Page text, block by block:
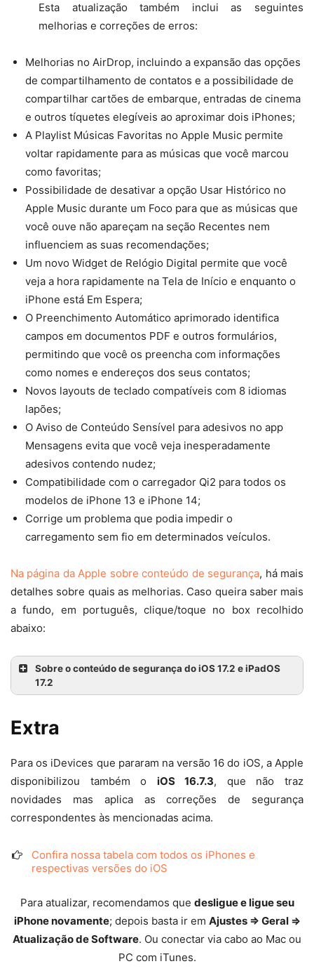
Esta atualização também inclui as seguintes
melhorias e correções de erros:
Melhorias no AirDrop, incluindo a expansão das opções
de compartilhamento de contatos e a possibilidade de
compartilhar cartões de embarque, entradas de cinema
e outros tíquetes elegíveis ao aproximar dois iPhones;
A Playlist Músicas Favoritas no Apple Music permite
voltar rapidamente para as músicas que você marcou
como favoritas;
Possibilidade de desativar a opção Usar Histórico no
Apple Music durante um Foco para que as músicas que
você ouve não apareçam na seção Recentes nem
influenciem as suas recomendações;
Um novo Widget de Relógio Digital permite que você
veja a hora rapidamente na Tela de Início e enquanto o
iPhone está Em Espera;
O Preenchimento Automático aprimorado identifica
campos em documentos PDF e outros formulários,
permitindo que você os preencha com informações
como nomes e endereços dos seus contatos;
Novos layouts de teclado compatíveis com 8 idiomas
lapões;
O Aviso de Conteúdo Sensível para adesivos no app
Mensagens evita que você veja inesperadamente
adesivos contendo nudez;
Compatibilidade com o carregador Qi2 para todos os
modelos de iPhone 13 e iPhone 14;
Corrige um problema que podia impedir o
carregamento sem fio em determinados veículos.
Na página da Apple sobre conteúdo de segurança, há mais
detalhes sobre quais as melhorias. Caso queira saber mais
a fundo, em português, clique/toque no box recolhido
abaixo:
Sobre o conteúdo de segurança do iOS 17.2 e iPadOS
17.2
Extra
Para os iDevices que pararam na versão 16 do iOS, a Apple
disponibilizou também o iOS 16.7.3, que não traz
novidades mas aplica as correções de segurança
correspondentes às mencionadas acima.
Confira nossa tabela com todos os iPhones e
respectivas versões do iOS
Para atualizar, recomendamos que desligue e ligue seu
iPhone novamente; depois basta ir em Ajustes ⇒ Geral ⇒
Atualização de Software. Ou conectar via cabo ao Mac ou
PC com iTunes.